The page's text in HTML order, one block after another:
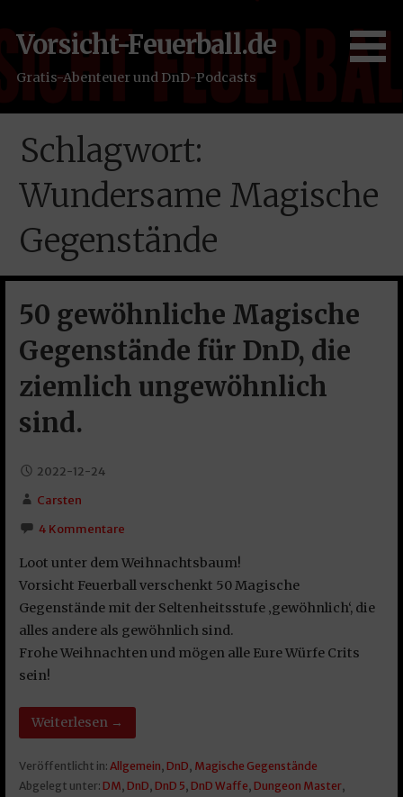
Inhalt
springen
Vorsicht-Feuerball.de
Gratis-Abenteuer und DnD-Podcasts
Schlagwort:
Wundersame Magische
Gegenstände
50 gewöhnliche Magische
Gegenstände für DnD, die
ziemlich ungewöhnlich
sind.
2022-12-24
Carsten
4 Kommentare
Loot unter dem Weihnachtsbaum!
Vorsicht Feuerball verschenkt 50 Magische
Gegenstände mit der Seltenheitsstufe ‚gewöhnlich‘, die
alles andere als gewöhnlich sind.
Frohe Weihnachten und mögen alle Eure Würfe Crits
sein!
Weiterlesen →
Veröffentlicht in: Allgemein DnD Magische Gegenstände
Abgelegt unter: DM DnD DnD 5 DnD Waffe Dungeon Master,